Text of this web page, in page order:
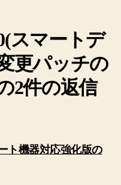
スマートデ
更パッチの
2件の返信
ト機器対応強化版の